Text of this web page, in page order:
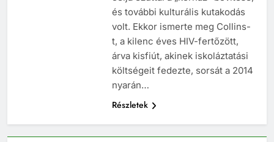
és további kulturális kutakodás
volt. Ekkor ismerte meg Collins-
t, a kilenc éves HIV-fertőzött,
árva kisfiút, akinek iskoláztatási
költségeit fedezte, sorsát a 2014
nyarán…
Részletek